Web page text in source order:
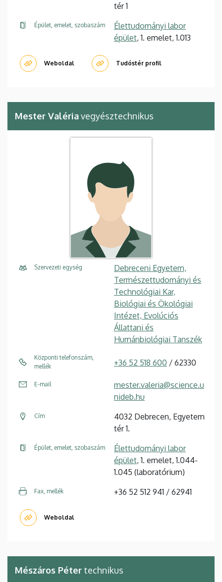
tér 1
Épület, emelet, szobaszám
Élettudományi labor
épület, 1. emelet, 1.013
Weboldal Tudóstér profil
Mester Valériavegyésztechnikus
Szervezeti egység
Debreceni Egyetem,
Természettudományi és
Technológiai Kar,
Biológiai és Ökológiai
Intézet, Evolúciós
Állattani és
Humánbiológiai Tanszék
Központi telefonszám,
mellék
+36 52 518 600 / 62330
E-mail
mester.valeria@science.u
nideb.hu
Cím
4032 Debrecen, Egyetem
tér 1.
Épület, emelet, szobaszám
Élettudományi labor
épület, 1. emelet, 1.044-
1.045 (laboratórium)
Fax, mellék +36 52 512 941 / 62941
Weboldal
Mészáros Péter technikus